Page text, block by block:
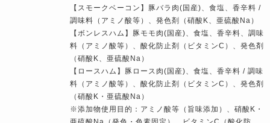
【スモークベーコン】豚バラ肉(国産)、食塩、香辛料 /
調味料（アミノ酸等）、発色剤（硝酸K、亜硫酸Na）
【ボンレスハム】豚モモ肉(国産)、食塩、香辛料、調味
料（アミノ酸等）、酸化防止剤（ビタミンC）、発色剤
（硝酸K、亜硫酸Na）
【ロースハム】豚ロース肉(国産)、食塩、香辛料 / 調味
料（アミノ酸等）、酸化防止剤（ビタミンC）、発色剤
（硝酸K・亜硫酸Na）
※添加物使用目的：アミノ酸等（旨味添加）、硝酸K・